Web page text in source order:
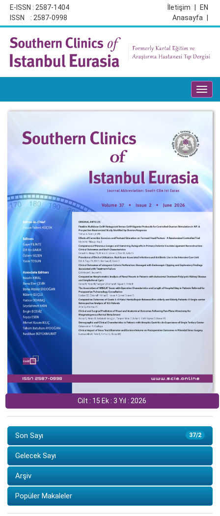
E-ISSN : 2587-1404
ISSN : 2587-0998
EN
İletişim
Anasayfa
Cilt : 15 Ek : 3 Yıl : 2026
37/2
Son Sayı
Gelecek Sayı
Arşiv
Popüler Makaleler